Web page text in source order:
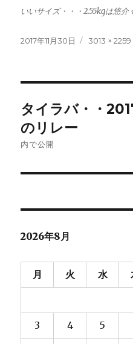
いいサイズ・・・2.55kgは悠介
投
2017年11月30日
フ
3013 × 2259
稿
ナ
ビ
ョ
タイラバ・・
のリレー
内で公開
2026年8月
月 火 水
3 4 5